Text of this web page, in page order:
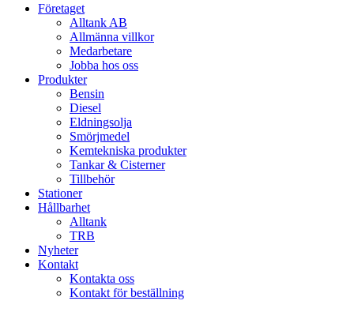
Close
Företaget
Alltank AB
Allmänna villkor
Medarbetare
Jobba hos oss
Produkter
Bensin
Diesel
Eldningsolja
Smörjmedel
Kemtekniska produkter
Tankar & Cisterner
Tillbehör
Stationer
Hållbarhet
Alltank
TRB
Nyheter
Kontakt
Kontakta oss
Kontakt för beställning